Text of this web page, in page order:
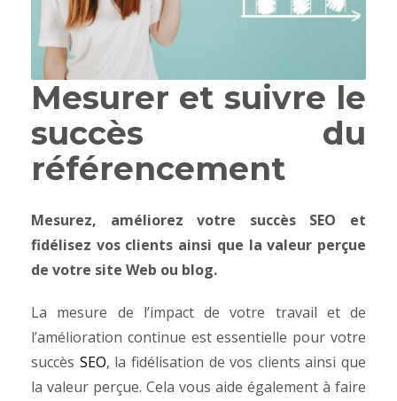
Mesurer et suivre le
succès du
référencement
Mesurez, améliorez votre succès SEO et
fidélisez vos clients ainsi que la valeur perçue
de votre site Web ou blog.
La mesure de l’impact de votre travail et de
l’amélioration continue est essentielle pour votre
succès SEO, la fidélisation de vos clients ainsi que
la valeur perçue. Cela vous aide également à faire